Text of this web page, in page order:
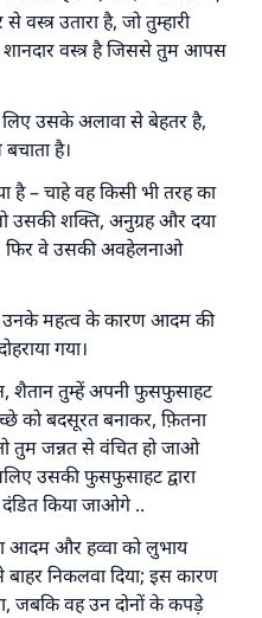
उतारा है, जो तुम्हारी
वस्त्र है जिससे तुम आपस
लिए उसके अलावा से बेहतर है,
है।
– चाहे वह किसी भी तरह का
उसकी शक्ति, अनुग्रह और दया
फिर वे उसकी अवहेलनाओ
उनके महत्व के कारण आदम की
गया।
शैतान तुम्हें अपनी फुसफुसाहट
को बदसूरत बनाकर, फ़ितना
तुम जन्नत से वंचित हो जाओ
उसकी फुसफुसाहट द्वारा
किया जाओगे ..
आदम और हव्वा को लुभाय
निकलवा दिया; इस कारण
जबकि वह उन दोनों के कपड़े